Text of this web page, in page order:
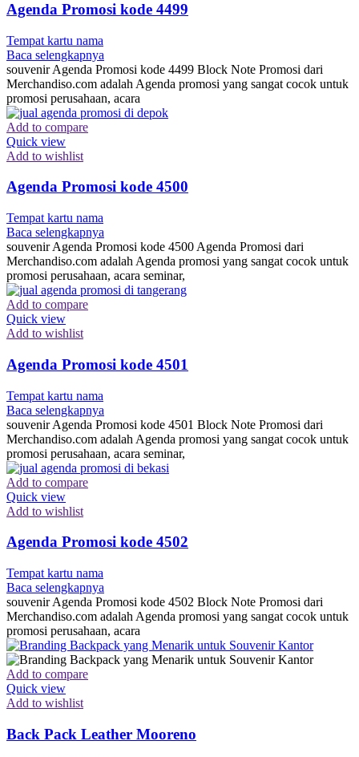
Agenda Promosi kode 4499
Tempat kartu nama
Baca selengkapnya
souvenir Agenda Promosi kode 4499 Block Note Promosi dari
Merchandiso.com adalah Agenda promosi yang sangat cocok untuk
promosi perusahaan, acara
Add to compare
Quick view
Add to wishlist
Agenda Promosi kode 4500
Tempat kartu nama
Baca selengkapnya
souvenir Agenda Promosi kode 4500 Agenda Promosi dari
Merchandiso.com adalah Agenda promosi yang sangat cocok untuk
promosi perusahaan, acara seminar,
Add to compare
Quick view
Add to wishlist
Agenda Promosi kode 4501
Tempat kartu nama
Baca selengkapnya
souvenir Agenda Promosi kode 4501 Block Note Promosi dari
Merchandiso.com adalah Agenda promosi yang sangat cocok untuk
promosi perusahaan, acara seminar,
Add to compare
Quick view
Add to wishlist
Agenda Promosi kode 4502
Tempat kartu nama
Baca selengkapnya
souvenir Agenda Promosi kode 4502 Block Note Promosi dari
Merchandiso.com adalah Agenda promosi yang sangat cocok untuk
promosi perusahaan, acara
Add to compare
Quick view
Add to wishlist
Back Pack Leather Mooreno